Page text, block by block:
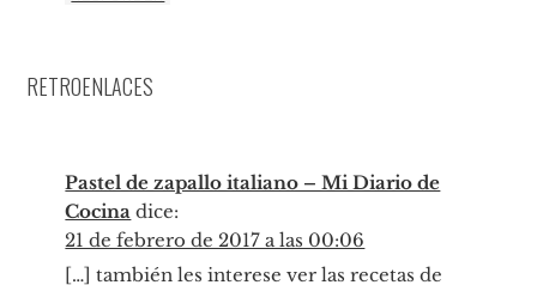
RETROENLACES
Pastel de zapallo italiano – Mi Diario de
Cocina dice:
21 de febrero de 2017 a las 00:06
[…] también les interese ver las recetas de